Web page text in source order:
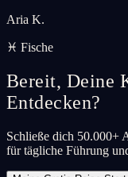
Aria K.
♓ Fische
Bereit, Deine
Entdecken?
Schließe dich 50.000+
für tägliche Führung